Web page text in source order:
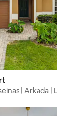
| Arkada |